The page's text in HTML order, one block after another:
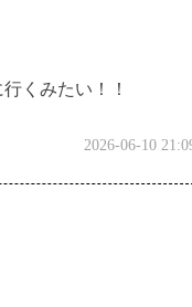
くみたい！！
2026-06-10